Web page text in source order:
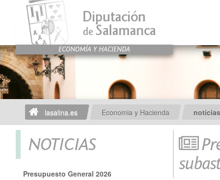
lasalina.es Economia y Hacienda noticias
NOTICIAS
Presupuesto General 2026